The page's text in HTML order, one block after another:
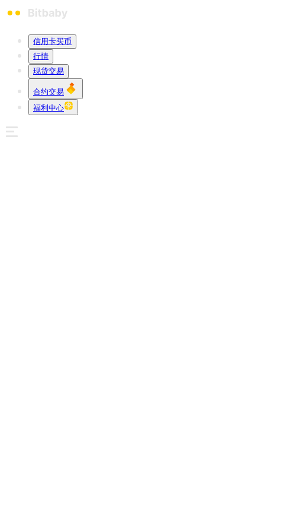
信用卡买币
行情
现货交易
合约交易
福利中心